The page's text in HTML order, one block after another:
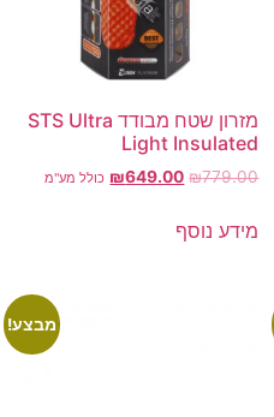
מזרון שטח מבודד STS Ultra
Light Insulated
₪779.00
₪649.00 כולל מע"מ
מידע נוסף
מבצע!